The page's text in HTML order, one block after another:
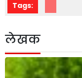
Tags:
लेखक